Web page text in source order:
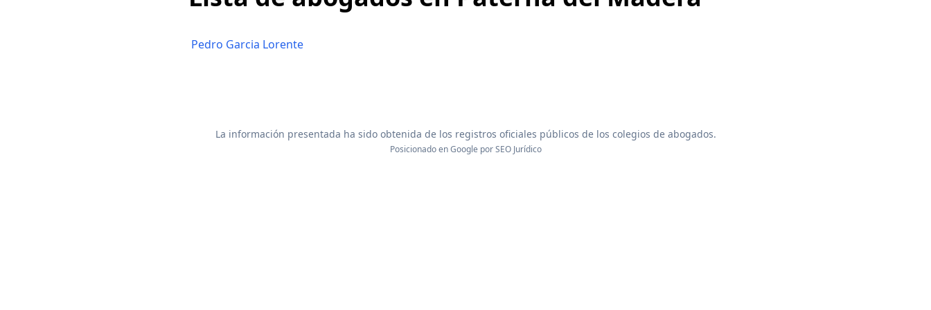
Pedro Garcia Lorente
La información presentada ha sido obtenida de los registros oficiales públicos de los colegios de abogados.
Posicionado en Google porSEO Jurídico